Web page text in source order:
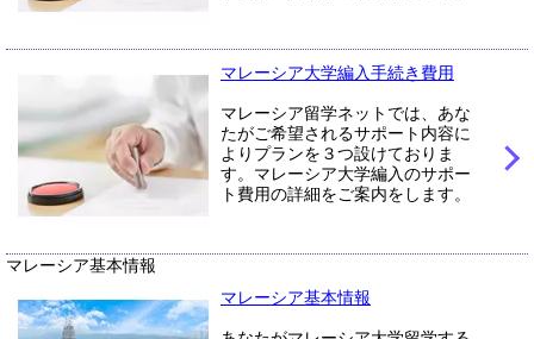
マレーシア大学編入手続き費用
マレーシア留学ネットでは、あな
たがご希望されるサポート内容に
よりプランを３つ設けておりま
す。マレーシア大学編入のサポー
ト費用の詳細をご案内をします。
マレーシア基本情報
マレーシア基本情報